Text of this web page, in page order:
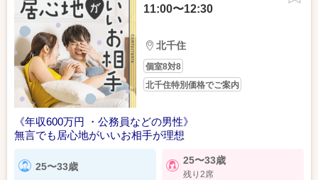
11:00〜12:30
北千住
個室8対8
北千住特別価格でご案内
《年収600万円 ・公務員などの男性》
無言でも居心地がいいお相手が理想
25〜33歳
25〜33歳
残り2席